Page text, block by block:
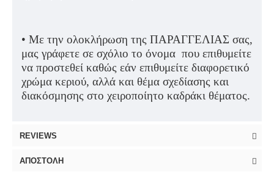
• Με την ολοκλήρωση της ΠΑΡΑΓΓΕΛΙΑΣ σας,
μας γράφετε σε σχόλιο το όνομα που επιθυμείτε
να προστεθεί καθώς εάν επιθυμείτε διαφορετικό
χρώμα κεριού, αλλά και θέμα σχεδίασης και
διακόσμησης στο χειροποίητο καδράκι θέματος.
REVIEWS
ΑΠΟΣΤΟΛΉ